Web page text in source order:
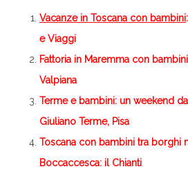
Vacanze in Toscana con bambini
e Viaggi
Fattoria in Maremma con
Valpiana
Terme e bambini: un weekend
Giuliano Terme, Pisa
Toscana con bambini tra borghi
Boccaccesca: il Chianti